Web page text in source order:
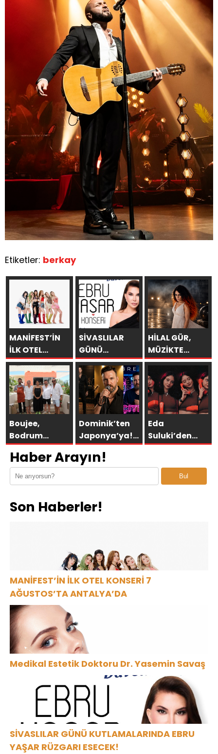
Etiketler: berkay
MANİFEST’İN
İLK OTEL
KONSERİ 7
AĞUSTOS’TA
ANTALYA’DA
SİVASLILAR
GÜNÜ
KUTLAMALARINDA
EBRU YAŞAR
RÜZGARI
ESECEK!
HİLAL GÜR,
MÜZİKTE
YARAYI
Boujee,
Bodrum
Asarlık’ta Gün
Batımının En
Şık Adresi
Oldu
Dominik’ten
Japonya’ya!
Bremen’in
“ÇITLAT”ı 30’a
Eda
Suluki’den
Yeni Tekli:
Sorular”
Haber Arayın!
Bul
Son Haberler!
MANİFEST’İN İLK OTEL KONSERİ 7
AĞUSTOS’TA ANTALYA’DA
Medikal Estetik Doktoru Dr. Yasemin Savaş
SİVASLILAR GÜNÜ KUTLAMALARINDA EBRU
YAŞAR RÜZGARI ESECEK!